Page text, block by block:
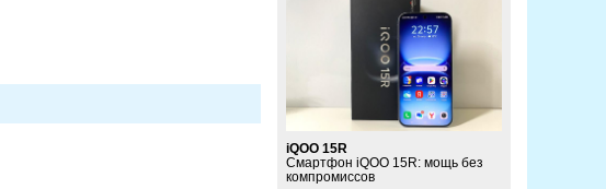
iQOO 15R
Смартфон iQOO 15R: мощь без
компромиссов